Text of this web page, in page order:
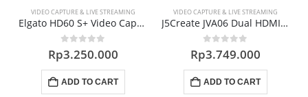
Elgato HD60 S+ Video Capture
VIDEO CAPTURE & LIVE STREAMING
J5Create JVA06 Dual HDMI to USB-C
0out of 5
Rp3.749.000
ADD TO CART
CONVERTER & ADAPTER
0out of 5
Rp11.300.000
ADD TO CART